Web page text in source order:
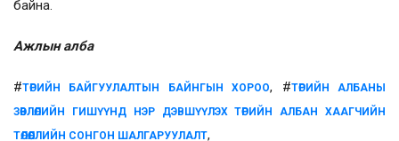
байна.
Ажлын алба
#ТӨРИЙН БАЙГУУЛАЛТЫН БАЙНГЫН ХОРОО, #ТӨРИЙН АЛБАНЫ
ЗӨВЛӨЛИЙН ГИШҮҮНД НЭР ДЭВШҮҮЛЭХ ТӨРИЙН АЛБАН ХААГЧИЙН
ТӨЛӨӨЛЛИЙН СОНГОН ШАЛГАРУУЛАЛТ,